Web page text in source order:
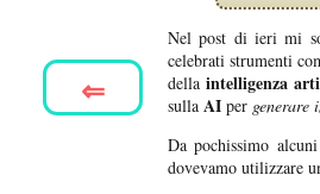
Nel post di ieri mi
celebrati strumenti
dellaintelligenza
sulla AI per generare
Da pochissimo
dovevamo utilizzare
⇐